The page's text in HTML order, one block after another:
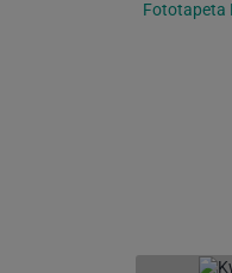
Fototapeta